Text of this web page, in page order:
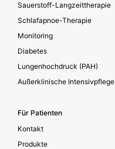
Sauerstoff-Langzeittherapie
Schlafapnoe-Therapie
Monitoring
Diabetes
Lungenhochdruck (PAH)
Außerklinische Intensivpflege
Für Patienten
Kontakt
Produkte